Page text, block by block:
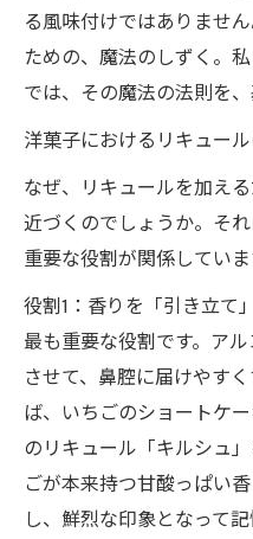
る風味付けではありませ
ための、魔法のしずく。
では、その魔法の法則を
洋菓子におけるリキュー
なぜ、リキュールを加え
近づくのでしょうか。そ
重要な役割が関係していま
役割1：香りを「引き立て
最も重要な役割です。ア
させて、鼻腔に届けやす
ば、いちごのショートケ
のリキュール「キルシュ
ごが本来持つ甘酸っぱい
し、鮮烈な印象となって